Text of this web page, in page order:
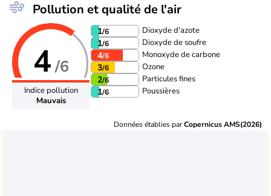
Pollution et qualité de l'air
4/6
Indice pollution
Mauvais
1/6 Dioxyde d'azote
1/6 Dioxyde de soufre
4/6 Monoxyde de carbone
3/6 Ozone
2/6 Particules fines
1/6 Poussières
Données établies parCopernicus AMS(2026)